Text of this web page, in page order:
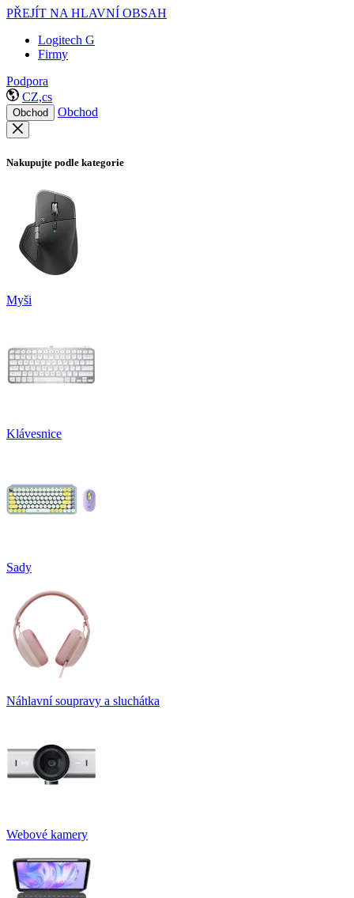
PŘEJÍT NA HLAVNÍ OBSAH
Logitech G
Firmy
Podpora
CZ,cs
Obchod Obchod
Nakupujte podle kategorie
Myši
Klávesnice
Sady
Náhlavní soupravy a sluchátka
Webové kamery